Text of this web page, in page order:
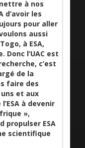
à nos
d’avoir les
pour aller
aussi
à ESA,
Donc l’UAC est
c’est
de la
faire des
et aux
à devenir
»,
propulser ESA
scientifique